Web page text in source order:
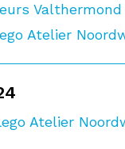
Valthermond
Atelier
Atelier